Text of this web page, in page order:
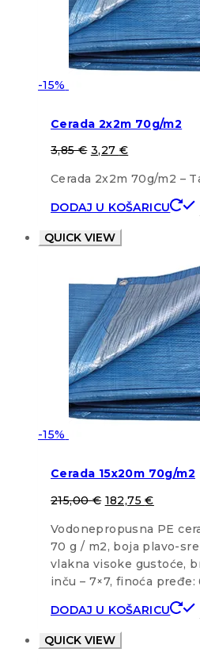
-15%
Cerada 2x2m 70g/m2
3,85€ 3,27 €
Cerada 2x2m 70g/m2 –
DODAJ U KOŠARICU
QUICK VIEW
-15%
Cerada 15x20m 70g/m2
215,00€ 182,75€
Vodonepropusna PE
70 g / m2, boja plavo-
vlakna visoke gustoće,
inču – 7×7, finoća
DODAJ U KOŠARICU
QUICK VIEW